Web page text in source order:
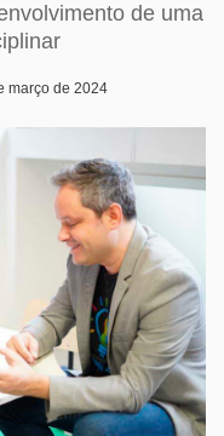
de uma
março de 2024